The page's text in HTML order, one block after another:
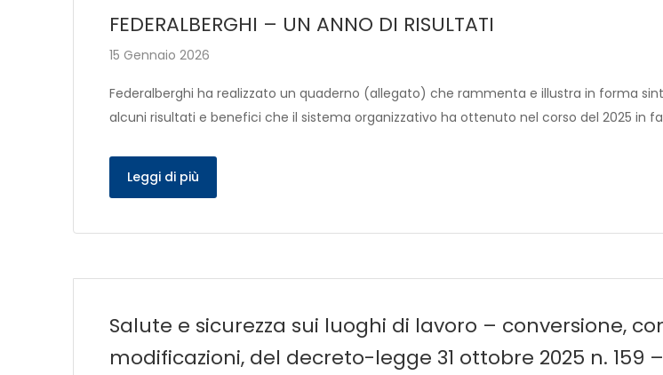
FEDERALBERGHI – UN ANNO DI RISULTATI
15 Gennaio 2026
Federalberghi ha realizzato un quaderno (allegato) che rammenta e illustra in forma
alcuni risultati e benefici che il sistema organizzativo ha ottenuto nel corso del 2025 in
Leggi di più
Salute e sicurezza sui luoghi di lavoro – conversione,
modificazioni, del decreto-legge 31 ottobre 2025 n. 159